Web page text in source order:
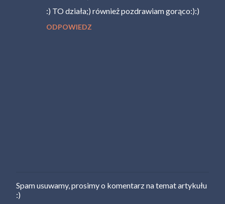
:) TO działa;) również pozdrawiam gorąco:):)
ODPOWIEDZ
P
r
Spam usuwamy, prosimy o komentarz na temat artykułu
:)